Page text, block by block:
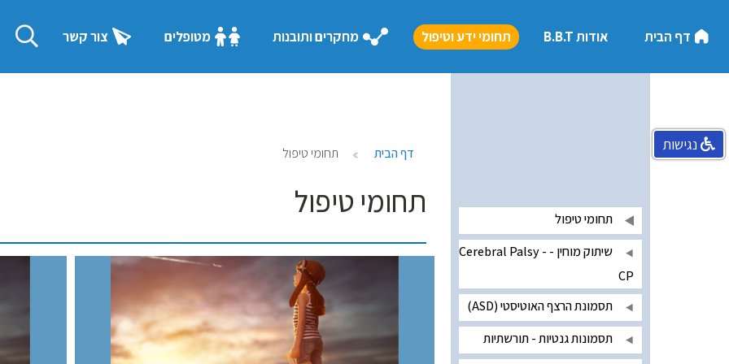
דף הבית אודות B.B.T תחומי ידע וטיפול מחקרים ותובנות מטופלים צור קשר
דף הבית תחומי טיפול
תחומי טיפול
תחומי טיפול
שיתוק מוחין - Cerebral Palsy -
CP
תסמונת הרצף האוטיסטי (ASD)
תסמונות גנטיות - תורשתיות
נגישות